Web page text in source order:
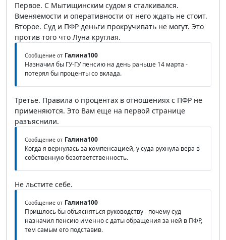
Первое. С Мытищинским судом я сталкивался.
Вменяемости и оперативности от него ждать не стоит.
Второе. Суд и ПФР деньги прокручивать не могут. Это
против того что Луна круглая.
Сообщение от Галина100
Назначил бы ГУ-ГУ пенсию на день раньше 14 марта -
потерял бы проценты со вклада.
Третье. Правила о процентах в отношениях с ПФР не
применяются. Это Вам еще на первой странице
разъяснили.
Сообщение от Галина100
Когда я вернулась за компенсацией, у суда рухнула вера в
собственную безответственность.
Не льстите себе.
Сообщение от Галина100
Пришлось бы объясняться руководству - почему суд
назначил пенсию именно с даты обращения за ней в ПФР,
тем самым его подставив.